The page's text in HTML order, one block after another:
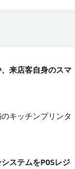
来店客自身のスマ
キッチンプリンタ
ステムをPOSレジ